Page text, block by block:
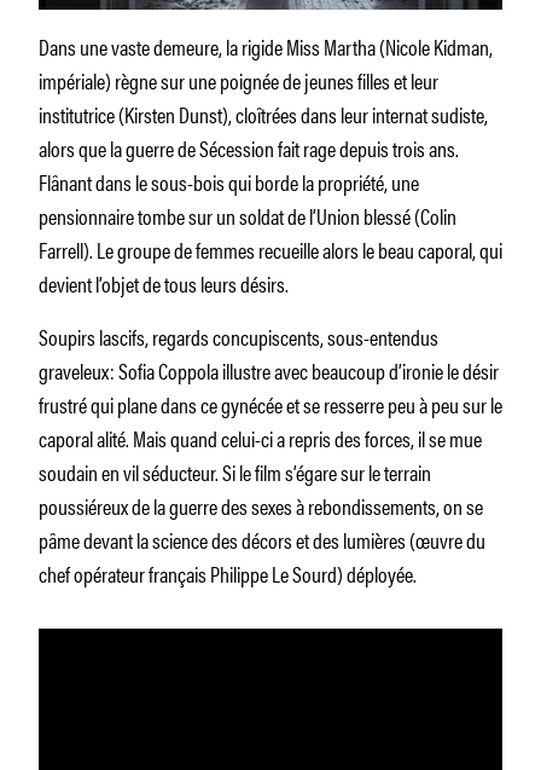
Dans une vaste demeure, la rigide Miss Martha (Nicole Kidman,
impériale) règne sur une poignée de jeunes filles et leur
institutrice (Kirsten Dunst), cloîtrées dans leur internat sudiste,
alors que la guerre de Sécession fait rage depuis trois ans.
Flânant dans le sous-bois qui borde la propriété, une
pensionnaire tombe sur un soldat de l’Union blessé (Colin
Farrell). Le groupe de femmes recueille alors le beau caporal, qui
devient l’objet de tous leurs désirs.
Soupirs lascifs, regards concupiscents, sous-entendus
graveleux: Sofia Coppola illustre avec beaucoup d’ironie le désir
frustré qui plane dans ce gynécée et se resserre peu à peu sur le
caporal alité. Mais quand celui-ci a repris des forces, il se mue
soudain en vil séducteur. Si le film s’égare sur le terrain
poussiéreux de la guerre des sexes à rebondissements, on se
pâme devant la science des décors et des lumières (œuvre du
chef opérateur français Philippe Le Sourd) déployée.